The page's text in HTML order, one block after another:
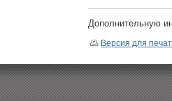
Дополнительную
Версия для